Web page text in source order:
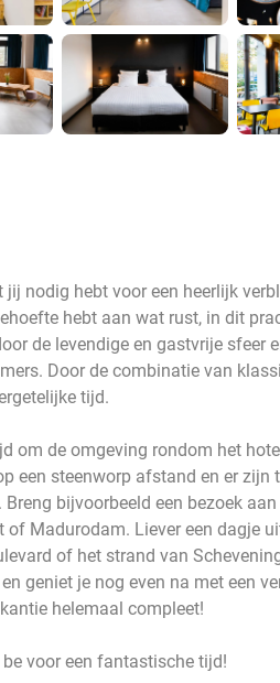
nodig hebt voor een heerlijk
hebt aan wat rust, in dit
de levendige en gastvrije sfeer
Door de combinatie van
tijd.
om de omgeving rondom het
een steenworp afstand en er zijn
bijvoorbeeld een bezoek
of Madurodam. Liever een dagje
of het strand van
geniet je nog even na met een
helemaal compleet!
voor een fantastische tijd!